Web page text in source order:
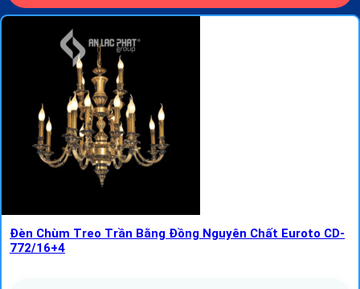
Đèn Chùm Treo Trần Bằng Đồng Nguyên Chất Euroto CD-
772/16+4